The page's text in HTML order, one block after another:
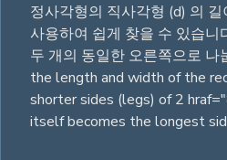
정사각형의 직사각형 (d) 의
사용하여 쉽게 찾을 수 있습니
두 개의 동일한 오른쪽으로
the length and width of the
shorter sides (legs) of 2
itself becomes the longest